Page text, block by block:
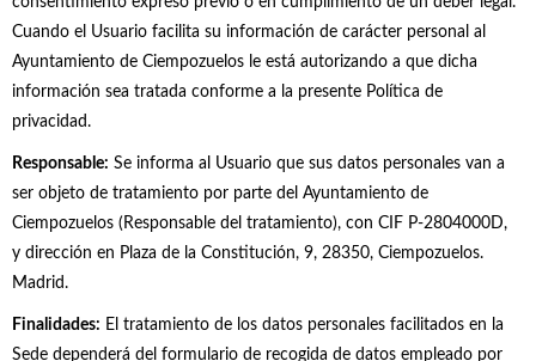
Cuando el Usuario facilita su información de carácter personal al
Ayuntamiento de Ciempozuelos le está autorizando a que dicha
información sea tratada conforme a la presente Política de
privacidad.
Responsable: Se informa al Usuario que sus datos personales van a
ser objeto de tratamiento por parte del Ayuntamiento de
Ciempozuelos (Responsable del tratamiento), con CIF P-2804000D,
y dirección en Plaza de la Constitución, 9, 28350, Ciempozuelos.
Madrid.
Finalidades: El tratamiento de los datos personales facilitados en la
Sede dependerá del formulario de recogida de datos empleado por